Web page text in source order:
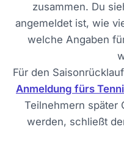
zusammen. Du
angemeldet ist, wie
welche Angaben
Für den
Anmeldung fürs
Teilnehmern später
werden, schließt